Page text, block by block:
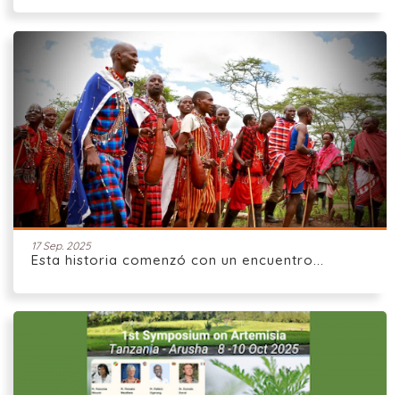
17 Sep. 2025
Esta historia comenzó con un encuentro...